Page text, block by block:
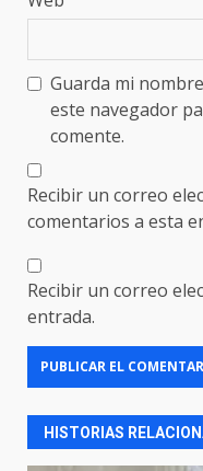
Guarda mi
este navegador
comente.
Recibir un correo
comentarios a esta
Recibir un correo
entrada.
HISTORIAS